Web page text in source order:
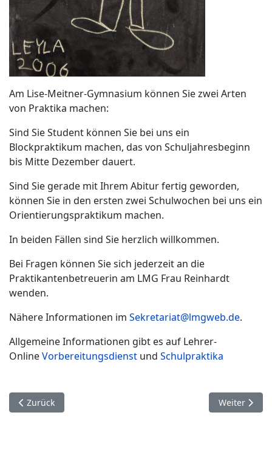
Am Lise-Meitner-Gymnasium können Sie zwei Arten
von Praktika machen:
Sind Sie Student können Sie bei uns ein
Blockpraktikum machen, das von Schuljahresbeginn
bis Mitte Dezember dauert.
Sind Sie gerade mit Ihrem Abitur fertig geworden,
können Sie in den ersten zwei Schulwochen bei uns ein
Orientierungspraktikum machen.
In beiden Fällen sind Sie herzlich willkommen.
Bei Fragen können Sie sich jederzeit an die
Praktikantenbetreuerin am LMG Frau Reinhardt
wenden.
Nähere Informationen im Sekretariat@lmgweb.de.
Allgemeine Informationen gibt es auf Lehrer-
OnlineVorbereitungsdienst und Schulpraktika
Vorheriger Beitrag: Schulanmeldung
Zurück Nächster
Weiter